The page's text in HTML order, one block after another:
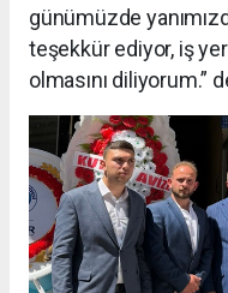
günümüzde
teşekkür ediyor, iş
olmasını diliyorum.”